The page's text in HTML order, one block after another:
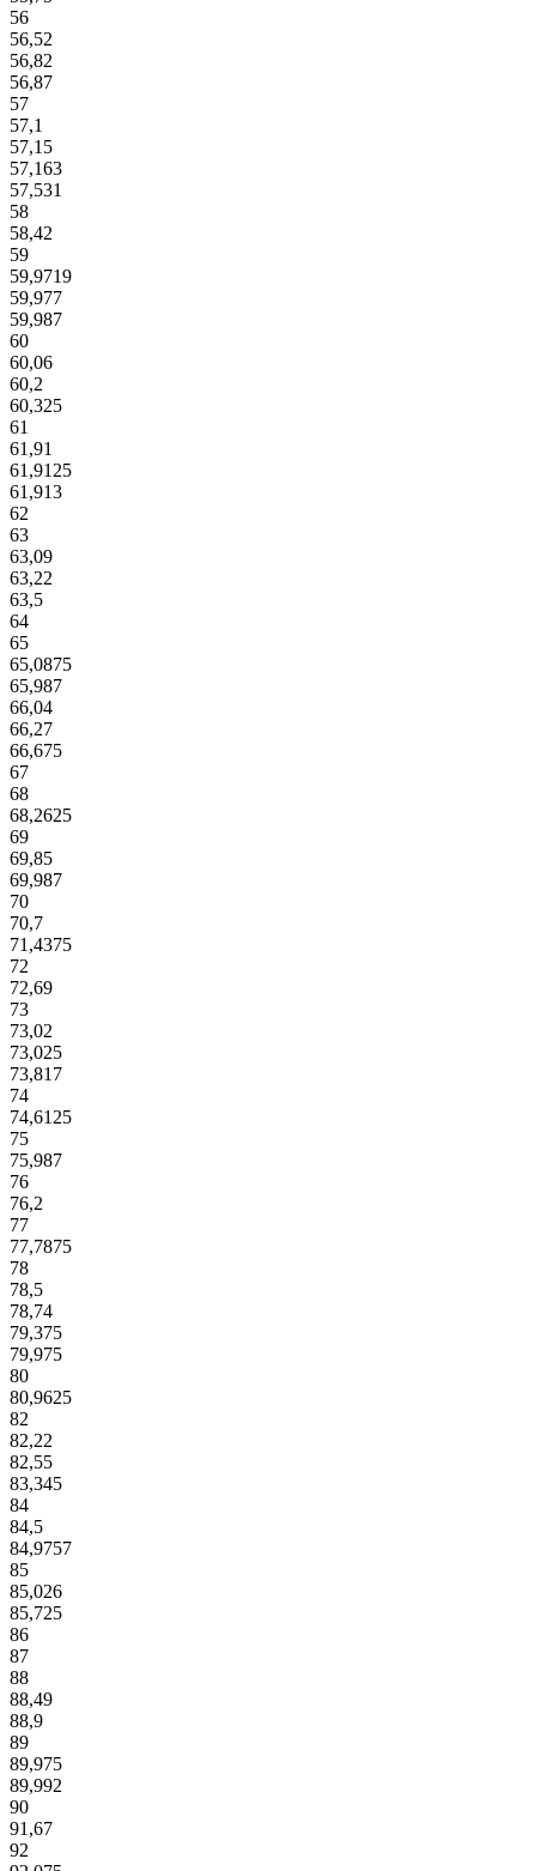
56
56,52
56,82
56,87
57
57,1
57,15
57,163
57,531
58
58,42
59
59,9719
59,977
59,987
60
60,06
60,2
60,325
61
61,91
61,9125
61,913
62
63
63,09
63,22
63,5
64
65
65,0875
65,987
66,04
66,27
66,675
67
68
68,2625
69
69,85
69,987
70
70,7
71,4375
72
72,69
73
73,02
73,025
73,817
74
74,6125
75
75,987
76
76,2
77
77,7875
78
78,5
78,74
79,375
79,975
80
80,9625
82
82,22
82,55
83,345
84
84,5
84,9757
85
85,026
85,725
86
87
88
88,49
88,9
89
89,975
89,992
90
91,67
92